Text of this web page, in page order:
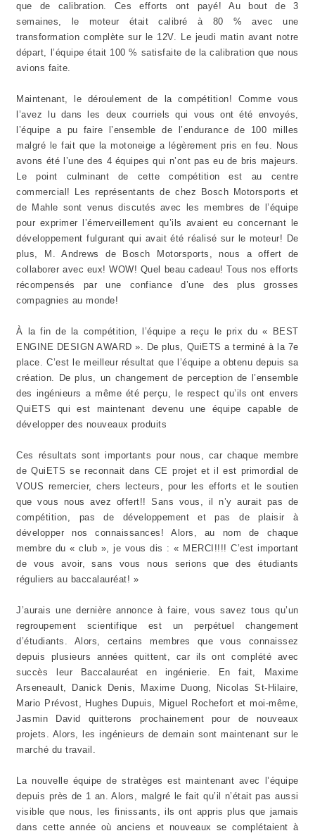
que de calibration. Ces efforts ont payé! Au bout de 3
semaines, le moteur était calibré à 80 % avec une
transformation complète sur le 12V. Le jeudi matin avant notre
départ, l’équipe était 100 % satisfaite de la calibration que nous
avions faite.
Maintenant, le déroulement de la compétition! Comme vous
l’avez lu dans les deux courriels qui vous ont été envoyés,
l’équipe a pu faire l’ensemble de l’endurance de 100 milles
malgré le fait que la motoneige a légèrement pris en feu. Nous
avons été l’une des 4 équipes qui n’ont pas eu de bris majeurs.
Le point culminant de cette compétition est au centre
commercial! Les représentants de chez Bosch Motorsports et
de Mahle sont venus discutés avec les membres de l’équipe
pour exprimer l’émerveillement qu’ils avaient eu concernant le
développement fulgurant qui avait été réalisé sur le moteur! De
plus, M. Andrews de Bosch Motorsports, nous a offert de
collaborer avec eux! WOW! Quel beau cadeau! Tous nos efforts
récompensés par une confiance d’une des plus grosses
compagnies au monde!
À la fin de la compétition, l’équipe a reçu le prix du « BEST
ENGINE DESIGN AWARD ». De plus, QuiETS a terminé à la 7e
place. C’est le meilleur résultat que l’équipe a obtenu depuis sa
création. De plus, un changement de perception de l’ensemble
des ingénieurs a même été perçu, le respect qu’ils ont envers
QuiETS qui est maintenant devenu une équipe capable de
développer des nouveaux produits
Ces résultats sont importants pour nous, car chaque membre
de QuiETS se reconnait dans CE projet et il est primordial de
VOUS remercier, chers lecteurs, pour les efforts et le soutien
que vous nous avez offert!! Sans vous, il n’y aurait pas de
compétition, pas de développement et pas de plaisir à
développer nos connaissances! Alors, au nom de chaque
membre du « club », je vous dis : « MERCI!!!! C’est important
de vous avoir, sans vous nous serions que des étudiants
réguliers au baccalauréat! »
J’aurais une dernière annonce à faire, vous savez tous qu’un
regroupement scientifique est un perpétuel changement
d’étudiants. Alors, certains membres que vous connaissez
depuis plusieurs années quittent, car ils ont complété avec
succès leur Baccalauréat en ingénierie. En fait, Maxime
Arseneault, Danick Denis, Maxime Duong, Nicolas St-Hilaire,
Mario Prévost, Hughes Dupuis, Miguel Rochefort et moi-même,
Jasmin David quitterons prochainement pour de nouveaux
projets. Alors, les ingénieurs de demain sont maintenant sur le
marché du travail.
La nouvelle équipe de stratèges est maintenant avec l’équipe
depuis près de 1 an. Alors, malgré le fait qu’il n’était pas aussi
visible que nous, les finissants, ils ont appris plus que jamais
dans cette année où anciens et nouveaux se complétaient à